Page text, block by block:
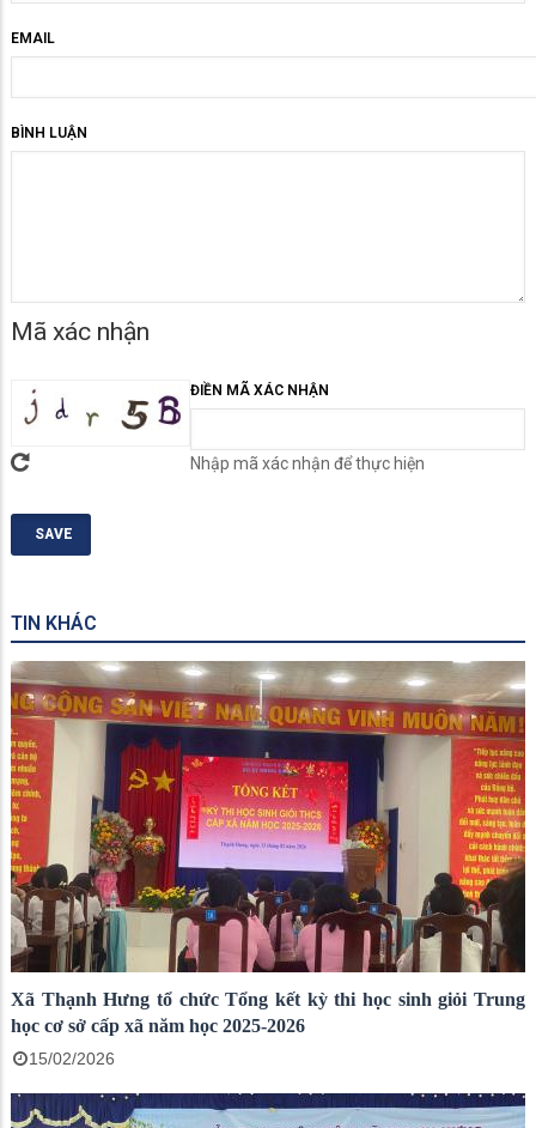
EMAIL
BÌNH LUẬN
Mã xác nhận
ĐIỀN MÃ XÁC NHẬN
Nhập mã xác nhận để thực hiện
TIN KHÁC
Xã Thạnh Hưng tổ chức Tổng kết kỳ thi học sinh giỏi Trung
học cơ sở cấp xã năm học 2025-2026
15/02/2026